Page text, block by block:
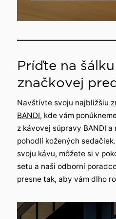
Príďte na
značkovej
Navštívte svoju najbližšiu
BANDI, kde vám
z kávovej súpravy BANDI
pohodlí kožených
svoju kávu, môžete si v
setu a naši odborní
presne tak, aby vám dlho